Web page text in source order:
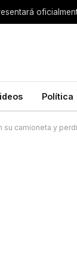
Política
camioneta y